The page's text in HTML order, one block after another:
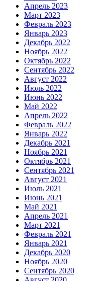
Апрель 2023
Март 2023
Февраль 2023
Январь 2023
Декабрь 2022
Ноябрь 2022
Октябрь 2022
Сентябрь 2022
Август 2022
Июль 2022
Июнь 2022
Май 2022
Апрель 2022
Февраль 2022
Январь 2022
Декабрь 2021
Ноябрь 2021
Октябрь 2021
Сентябрь 2021
Август 2021
Июль 2021
Июнь 2021
Май 2021
Апрель 2021
Март 2021
Февраль 2021
Январь 2021
Декабрь 2020
Ноябрь 2020
Сентябрь 2020